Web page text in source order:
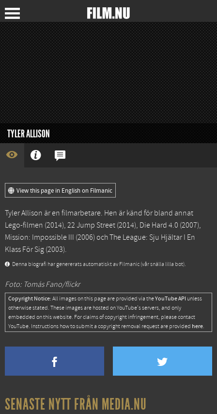
TYLER ALLISON
View this page in English on Filmanic
Tyler Allison är en filmarbetare. Hen är känd för bland annat
Lego-filmen (2014), 22 Jump Street (2014), Die Hard 4.0 (2007),
Mission: Impossible III (2006) ochThe League: Sju Hjältar I En
Klass För Sig (2003).
Denna biografi har genererats automatiskt av Filmanic (vår snälla lilla bot).
Foto: Tomás Fano/flickr
Copyright Notice: All images on this page are provided via theYouTube API unless
otherwise stated. These images are hosted on YouTube's servers, and only
embedded on this website. For claims of copyright infringement, please contact
YouTube. Instructions how to submit a copyright removal request are provided here.
SENASTE NYTT FRÅN MEDIA.NU